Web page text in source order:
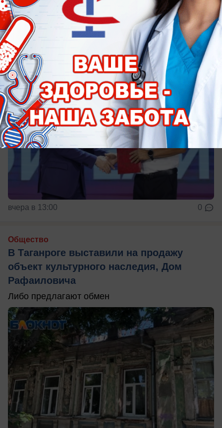
профессиональным праздником
Он подчеркнул, что отрасль остается драйвером
развития экономики
вчера в 13:00 0
Общество
В Таганроге выставили на продажу
объект культурного наследия, Дом
Рафаиловича
Либо предлагают обмен